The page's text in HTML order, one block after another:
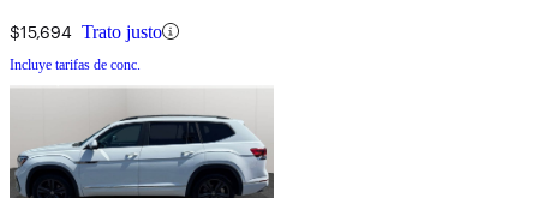
$15,694 Trato justo
Incluye tarifas de conc.